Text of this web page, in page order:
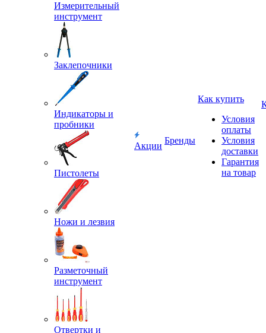
Измерительный
инструмент
Заклепочники
Индикаторы и
пробники
Пистолеты
Ножи и лезвия
Разметочный
инструмент
Отвертки и
Акции
Бренды
Как купить
Условия
оплаты
Условия
доставки
Гарантия
на товар